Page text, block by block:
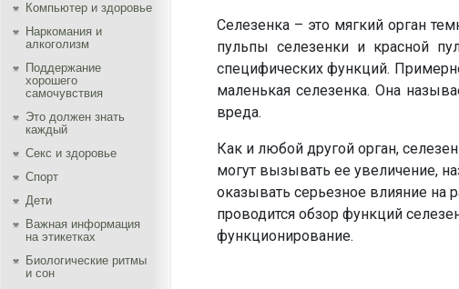
Компьютер и здоровье
Наркомания и
алкоголизм
Поддержание
хорошего
самочувствия
Это должен знать
каждый
Секс и здоровье
Спорт
Дети
Важная информация
на этикетках
Биологические ритмы
и сон
Селезенка – это мягкий орган
пульпы селезенки и красной
специфических функций.
маленькая селезенка. Она
вреда.
Как и любой другой орган,
могут вызывать ее увеличение,
оказывать серьезное влияние на
проводится обзор функций
функционирование.